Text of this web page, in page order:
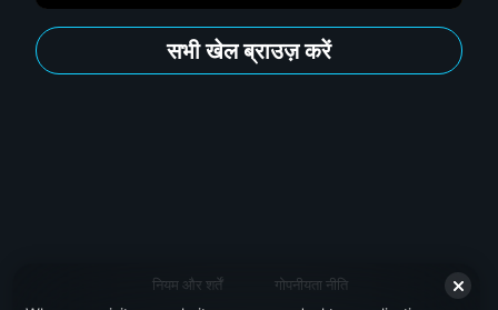
सभी खेल ब्राउज़ करें
नियम और शर्तें
गोपनीयता नीति